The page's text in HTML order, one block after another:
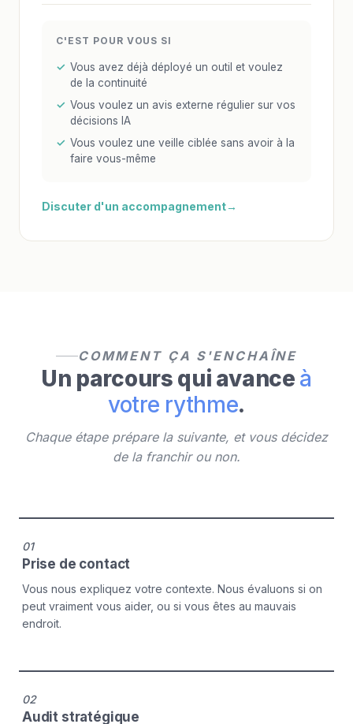
C'EST POUR VOUS SI
Vous avez déjà déployé un outil et voulez
de la continuité
Vous voulez un avis externe régulier sur vos
décisions IA
Vous voulez une veille ciblée sans avoir à la
faire vous-même
Discuter d'un accompagnement
COMMENT ÇA S'ENCHAÎNE
Un parcours qui avance à
votre rythme.
Chaque étape prépare la suivante, et vous décidez
de la franchir ou non.
01
Prise de contact
Vous nous expliquez votre contexte. Nous évaluons si on
peut vraiment vous aider, ou si vous êtes au mauvais
endroit.
02
Audit stratégique